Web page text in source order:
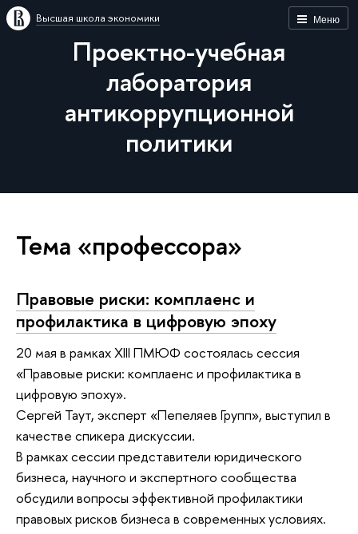
Меню
Высшая школа экономики
Проектно-учебная
лаборатория
антикоррупционной
политики
Тема «профессора»
Правовые риски: комплаенс и
профилактика в цифровую эпоху
20 мая в рамках XIII ПМЮФ состоялась сессия
«Правовые риски: комплаенс и профилактика в
цифровую эпоху».
Сергей Таут, эксперт «Пепеляев Групп», выступил в
качестве спикера дискуссии.
В рамках сессии представители юридического
бизнеса, научного и экспертного сообщества
обсудили вопросы эффективной профилактики
правовых рисков бизнеса в современных условиях.